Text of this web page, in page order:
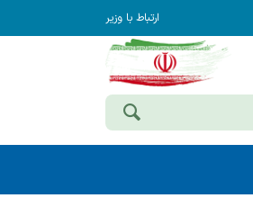
ارتباط با وزیر